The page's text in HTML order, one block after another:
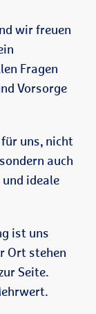
wir freuen
Fragen
Vorsorge
uns, nicht
auch
ideale
ist uns
Ort stehen
Seite.